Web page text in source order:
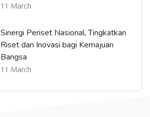
11 March
Sinergi Periset Nasional, Tingkatkan
Riset dan Inovasi bagi Kemajuan
Bangsa
11 March